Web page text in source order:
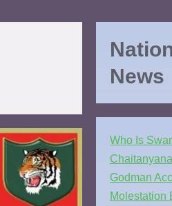
News
Who Is
Godman
Molestation